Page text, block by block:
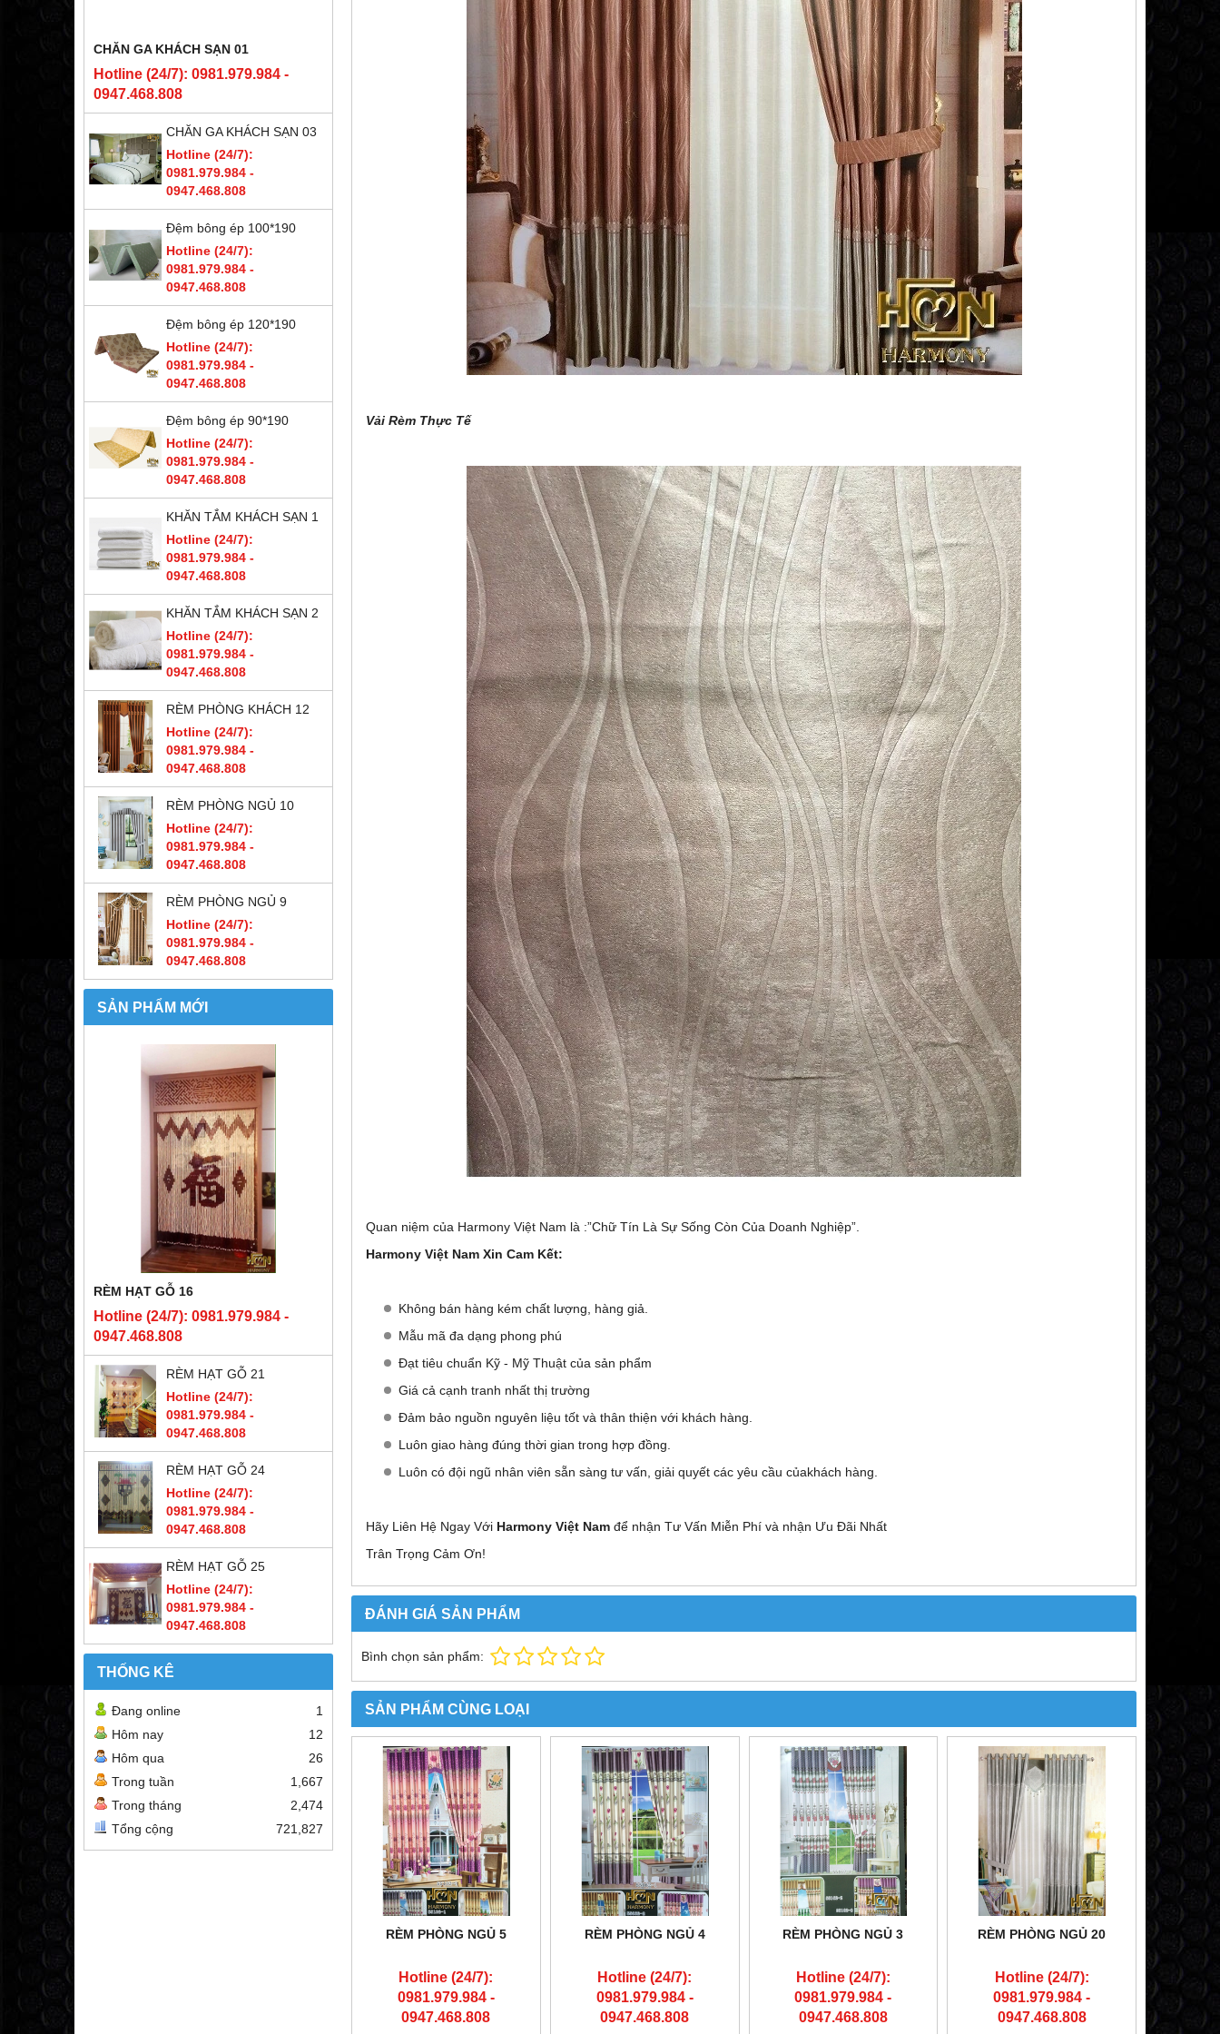
CHĂN GA KHÁCH SẠN 01
Hotline (24/7): 0981.979.984 -
0947.468.808
CHĂN GA KHÁCH SẠN 03
Hotline (24/7):
0981.979.984 -
0947.468.808
Đệm bông ép 100*190
Hotline (24/7):
0981.979.984 -
0947.468.808
Đệm bông ép 120*190
Hotline (24/7):
0981.979.984 -
0947.468.808
Đệm bông ép 90*190
Hotline (24/7):
0981.979.984 -
0947.468.808
KHĂN TẮM KHÁCH SẠN 1
Hotline (24/7):
0981.979.984 -
0947.468.808
KHĂN TẮM KHÁCH SẠN 2
Hotline (24/7):
0981.979.984 -
0947.468.808
RÈM PHÒNG KHÁCH 12
Hotline (24/7):
0981.979.984 -
0947.468.808
RÈM PHÒNG NGỦ 10
Hotline (24/7):
0981.979.984 -
0947.468.808
RÈM PHÒNG NGỦ 9
Hotline (24/7):
0981.979.984 -
0947.468.808
SẢN PHẨM MỚI
RÈM HẠT GỖ 16
Hotline (24/7): 0981.979.984 -
0947.468.808
RÈM HẠT GỖ 21
Hotline (24/7):
0981.979.984 -
0947.468.808
RÈM HẠT GỖ 24
Hotline (24/7):
0981.979.984 -
0947.468.808
RÈM HẠT GỖ 25
Hotline (24/7):
0981.979.984 -
0947.468.808
THỐNG KÊ
Đang online
1
Hôm nay
12
Hôm qua
26
Trong tuần
1,667
Trong tháng
2,474
Tổng cộng
721,827
Vải Rèm Thực Tế
Quan niệm của Harmony Việt Nam là :”Chữ Tín Là Sự Sống Còn Của Doanh Nghiệp”.
Harmony Việt Nam Xin Cam Kết:
Không bán hàng kém chất lượng, hàng giả.
Mẫu mã đa dạng phong phú
Đạt tiêu chuẩn Kỹ - Mỹ Thuật của sản phẩm
Giá cả cạnh tranh nhất thị trường
Đảm bảo nguồn nguyên liệu tốt và thân thiện với khách hàng.
Luôn giao hàng đúng thời gian trong hợp đồng.
Luôn có đội ngũ nhân viên sẵn sàng tư vấn, giải quyết các yêu cầu củakhách hàng.
Hãy Liên Hệ Ngay Với Harmony Việt Nam để nhận Tư Vấn Miễn Phí và nhận Ưu Đãi Nhất
Trân Trọng Cảm Ơn!
ĐÁNH GIÁ SẢN PHẨM
Bình chọn sản phẩm:
SẢN PHẨM CÙNG LOẠI
RÈM PHÒNG NGỦ 5
Hotline (24/7):
0981.979.984 -
0947.468.808
RÈM PHÒNG NGỦ 4
Hotline (24/7):
0981.979.984 -
0947.468.808
RÈM PHÒNG NGỦ 3
Hotline (24/7):
0981.979.984 -
0947.468.808
RÈM PHÒNG NGỦ 20
Hotline (24/7):
0981.979.984 -
0947.468.808